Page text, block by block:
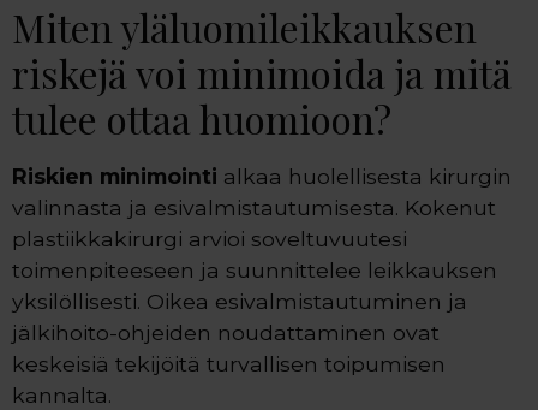
Miten yläluomileikkauksen
riskejä voi minimoida ja mitä
tulee ottaa huomioon?
Riskien minimointi alkaa huolellisesta kirurgin
valinnasta ja esivalmistautumisesta. Kokenut
plastiikkakirurgi arvioi soveltuvuutesi
toimenpiteeseen ja suunnittelee leikkauksen
yksilöllisesti. Oikea esivalmistautuminen ja
jälkihoito-ohjeiden noudattaminen ovat
keskeisiä tekijöitä turvallisen toipumisen
kannalta.